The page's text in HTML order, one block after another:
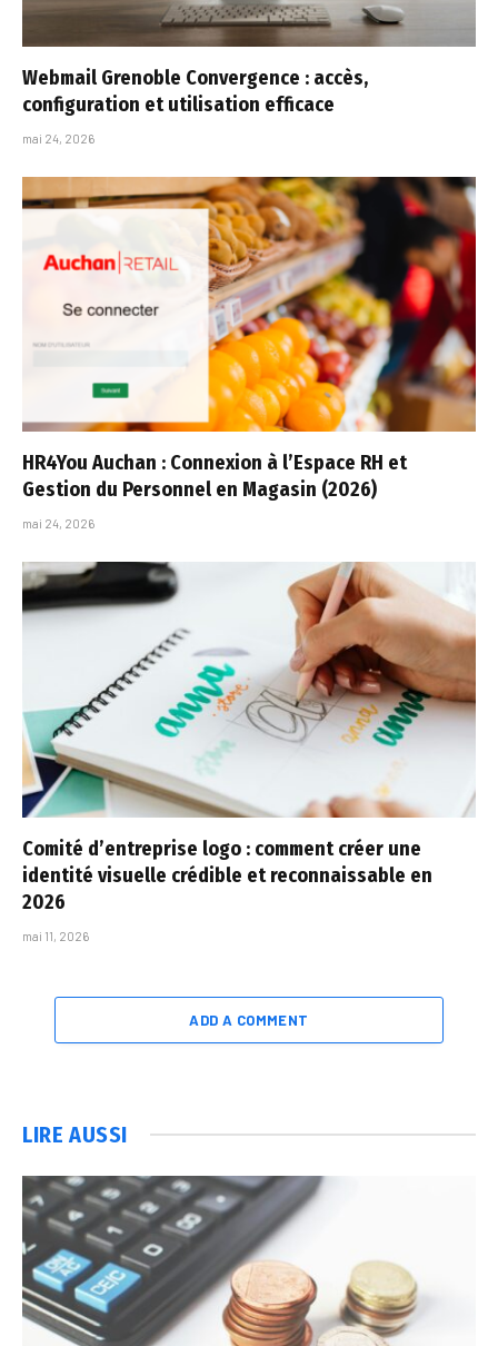
Webmail Grenoble Convergence : accès,
configuration et utilisation efficace
mai 24, 2026
HR4You Auchan : Connexion à l’Espace RH et
Gestion du Personnel en Magasin (2026)
mai 24, 2026
Comité d’entreprise logo : comment créer une
identité visuelle crédible et reconnaissable en
2026
mai 11, 2026
ADD A COMMENT
LIRE AUSSI